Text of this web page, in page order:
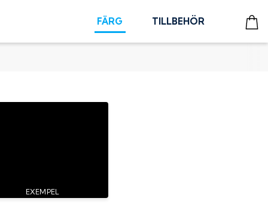
FÄRG TILLBEHÖR